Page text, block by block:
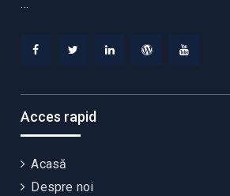
…
Acces rapid
Acasă
Despre noi